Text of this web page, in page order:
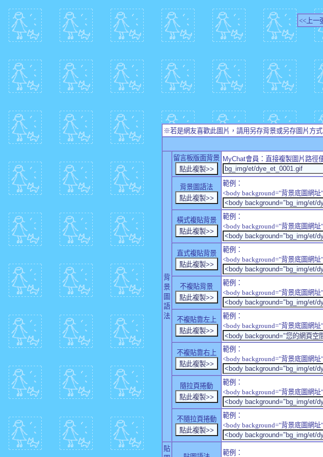
<<上一
※若是網友喜歡此圖片，請用另存背景或另存圖片方
背
景
圖
語
法
留言板版面背景 MyChat會員：直接複製圖片路徑
背景圖語法
範例：
<body background="背景底圖網址
橫式複貼背景
範例：
<body background="背景底圖網址
直式複貼背景
範例：
<body background="背景底圖網址
不複貼背景
範例：
<body background="背景底圖網址
不複貼靠左上
範例：
<body background="背景底圖網
不複貼靠右上
範例：
<body background="背景底圖網
隨拉頁捲動
範例：
<body background="背景底圖網
不隨拉頁捲動
範例：
<body background="背景底圖網
貼
範例：